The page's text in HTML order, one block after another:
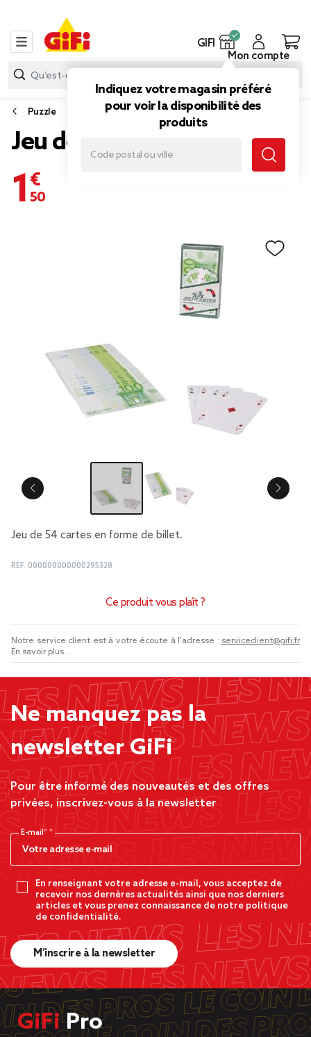
GIFI
Indiquez votre magasin préféré
pour voir la disponibilité des
produits
Mon compte
Puzzle
Jeu de cartes billets X54
1,50 €
Jeu de 54 cartes en forme de billet.
REF. 000000000000295328
Ce produit vous plaît ?
Notre service client est à votre écoute à l'adresse : serviceclient@gifi.fr
En savoir plus...
Ne manquez pas la
newsletter GiFi
Pour être informé des nouveautés et des offres
privées, inscrivez-vous à la newsletter
E-mail*
En renseignant votre adresse e-mail, vous acceptez de
recevoir nos dernères actualités ainsi que nos derniers
articles et vous prenez connaissance de notre politique
de confidentialité.
M’inscrire à la newsletter
GiFiPro